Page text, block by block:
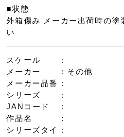
■状態
外箱傷み メーカー出荷時の塗
い
スケール
：
メーカー
：その他
メーカー品番
：
シリーズ
：
JANコード
：
作品名
：
シリーズタイ
：